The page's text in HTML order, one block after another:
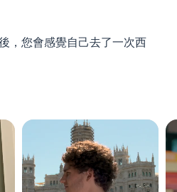
，您會感覺自己去了一次西